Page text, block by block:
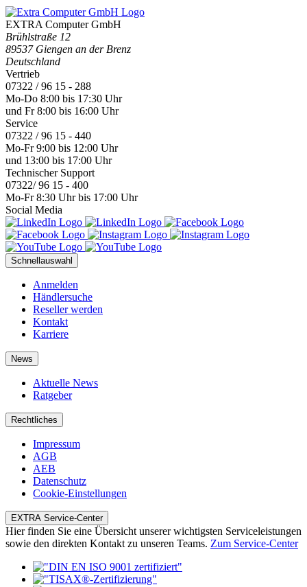
EXTRA Computer GmbH
Brühlstraße 12
89537 Giengen an der Brenz
Deutschland
Vertrieb
07322 / 96 15 - 288
Mo-Do 8:00 bis 17:30 Uhr
und Fr 8:00 bis 16:00 Uhr
Service
07322 / 96 15 - 440
Mo-Fr 9:00 bis 12:00 Uhr
und 13:00 bis 17:00 Uhr
Technischer Support
07322/ 96 15 - 400
Mo-Fr 8:30 Uhr bis 17:00 Uhr
Social Media
Schnellauswahl
Anmelden
Händlersuche
Reseller werden
Kontakt
Karriere
News
Aktuelle News
Ratgeber
Rechtliches
Impressum
AGB
AEB
Datenschutz
Cookie-Einstellungen
EXTRA Service-Center
Hier finden Sie eine Übersicht unserer wichtigsten Serviceleistungen
sowie den direkten Kontakt zu unseren Teams. Zum Service-Center